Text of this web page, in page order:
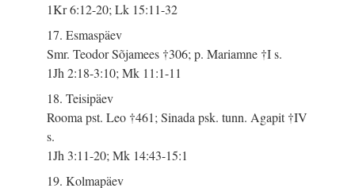
1Kr 6:12-20; Lk 15:11-32
17. Esmaspäev
Smr. Teodor Sõjamees †306; p. Mariamne †I s.
1Jh 2:18-3:10; Mk 11:1-11
18. Teisipäev
Rooma pst. Leo †461; Sinada psk. tunn. Agapit †IV
s.
1Jh 3:11-20; Mk 14:43-15:1
19. Kolmapäev